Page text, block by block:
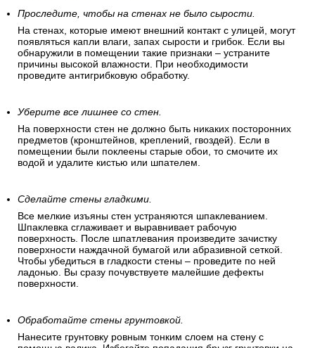
Проследите, чтобы на стенах не было сырости.
На стенах, которые имеют внешний контакт с улицей, могут
появляться капли влаги, запах сырости и грибок. Если вы
обнаружили в помещении такие признаки – устраните
причины высокой влажности. При необходимости
проведите антигрибковую обработку.
Уберите все лишнее со стен.
На поверхности стен не должно быть никаких посторонних
предметов (кронштейнов, креплений, гвоздей). Если в
помещении были поклеены старые обои, то смочите их
водой и удалите кистью или шпателем.
Сделайте стены гладкими.
Все мелкие изъяны стен устраняются шпаклеванием.
Шпаклевка сглаживает и выравнивает рабочую
поверхность. После шпатлевания произведите зачистку
поверхности наждачной бумагой или абразивной сеткой.
Чтобы убедиться в гладкости стены – проведите по ней
ладонью. Вы сразу почувствуете малейшие дефекты
поверхности.
Обработайте стены грунтовкой.
Нанесите грунтовку ровным тонким слоем на стену с